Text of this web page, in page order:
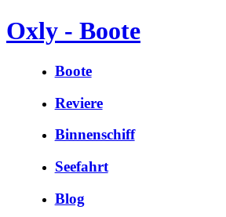
Oxly - Boote
Boote
Reviere
Binnenschiff
Seefahrt
Blog